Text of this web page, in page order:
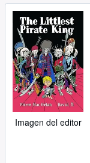
Imagen del editor